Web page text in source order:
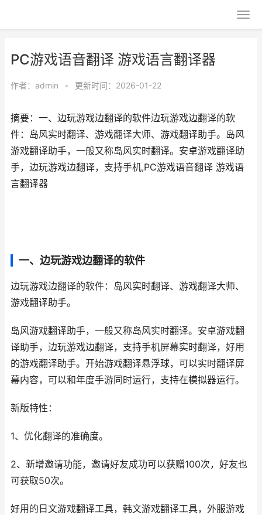
PC游戏语音翻译 游戏语言翻译器
作者： admin • 更新时间：2026-01-22
摘要：一、边玩游戏边翻译的软件边玩游戏边翻译的软
件：岛风实时翻译、游戏翻译大师、游戏翻译助手。岛风
游戏翻译助手，一般又称岛风实时翻译。安卓游戏翻译助
手，边玩游戏边翻译，支持手机,PC游戏语音翻译 游戏语
言翻译器
一、边玩游戏边翻译的软件
边玩游戏边翻译的软件：岛风实时翻译、游戏翻译大师、
游戏翻译助手。
岛风游戏翻译助手，一般又称岛风实时翻译。安卓游戏翻
译助手，边玩游戏边翻译，支持手机屏幕实时翻译，好用
的游戏翻译助手。开始游戏翻译悬浮球，可以实时翻译屏
幕内容，可以和年度手游同时运行，支持在模拟器运行。
新版特性：
1、优化翻译的准确度。
2、新增邀请功能，邀请好友成功可以获赠100次，好友也
可获取50次。
好用的日文游戏翻译工具，韩文游戏翻译工具，外服游戏